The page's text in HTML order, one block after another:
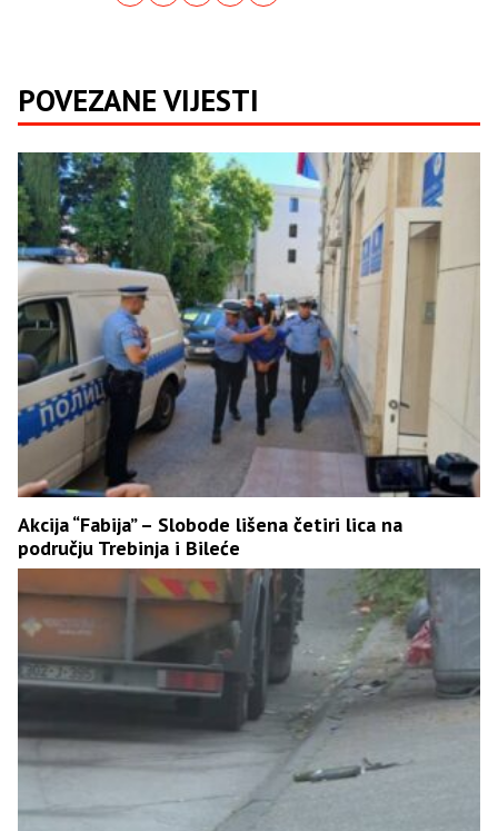
POVEZANE VIJESTI
Akcija “Fabija” – Slobode lišena četiri lica na
području Trebinja i Bileće